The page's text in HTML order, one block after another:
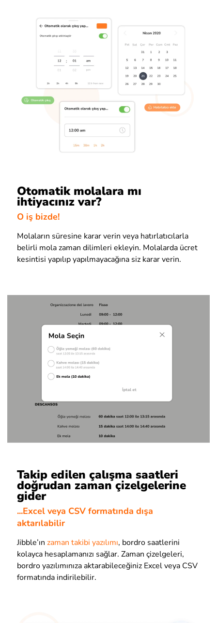
Otomatik molalara mı
ihtiyacınız var?
O iş bizde!
Molaların süresine karar verin veya hatırlatıcılarla
belirli mola zaman dilimleri ekleyin. Molalarda ücret
kesintisi yapılıp yapılmayacağına siz karar verin.
Takip edilen çalışma saatleri
doğrudan zaman çizelgelerine
gider
...Excel veya CSV formatında dışa
aktarılabilir
Jibble’ın zaman takibi yazılımı, bordro saatlerini
kolayca hesaplamanızı sağlar. Zaman çizelgeleri,
bordro yazılımınıza aktarabileceğiniz Excel veya CSV
formatında indirilebilir.